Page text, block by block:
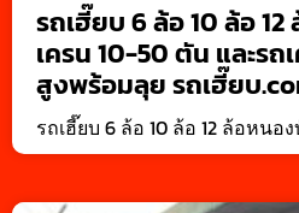
รถเฮี๊ยบ 6 ล้อ 10 ล้อ
เครน 10-50 ตัน และร
สูงพร้อมลุย รถเฮี๊ยบ
รถเฮี๊ยบ 6 ล้อ 10 ล้อ 12 ล้อหนอ